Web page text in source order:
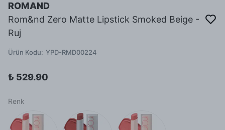
ROMAND
Rom&nd Zero Matte Lipstick Smoked Beige -
Ruj
Ürün Kodu: YPD-RMD00224
₺ 529.90
Renk